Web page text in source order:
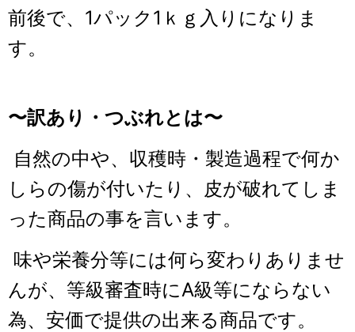
前後で、1パック1ｋｇ入りになりま
す。
〜訳あり・つぶれとは〜
自然の中や、収穫時・製造過程で何か
しらの傷が付いたり、皮が破れてしま
った商品の事を言います。
味や栄養分等には何ら変わりありませ
んが、等級審査時にA級等にならない
為、安価で提供の出来る商品です。